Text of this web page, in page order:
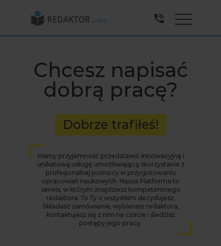
Menu
Chcesz napisać
dobrą pracę?
Dobrze trafiłeś!
Mamy przyjemność przedstawić innowacyjną i
unikatową usługę umożliwiającą skorzystanie z
profesjonalnej pomocy w przygotowaniu
opracowań naukowych. Nasza Platforma to
serwis, w którym znajdziesz kompetentnego
redaktora. To Ty o wszystkim decydujesz.
Składasz zamówienie, wybierasz redaktora,
kontaktujesz się z nim na czacie i śledzisz
postępy jego pracy.